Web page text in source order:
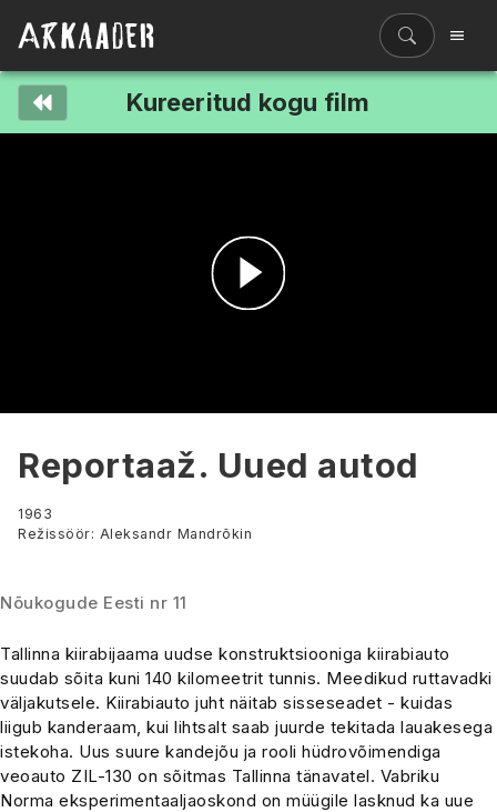
Kureeritud kogu film
Esita
Reportaaž. Uued autod
1963
Režissöör: Aleksandr Mandrõkin
Nõukogude Eesti nr 11
Tallinna kiirabijaama uudse konstruktsiooniga kiirabiauto
suudab sõita kuni 140 kilomeetrit tunnis. Meedikud ruttavadki
väljakutsele. Kiirabiauto juht näitab sisseseadet - kuidas
liigub kanderaam, kui lihtsalt saab juurde tekitada lauakesega
istekoha. Uus suure kandejõu ja rooli hüdrovõimendiga
veoauto ZIL-130 on sõitmas Tallinna tänavatel. Vabriku
Norma eksperimentaaljaoskond on müügile lasknud ka uue
Filmiriiul
Kureeritud kogud
Hinnad
ENG